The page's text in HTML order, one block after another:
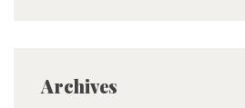
Archives